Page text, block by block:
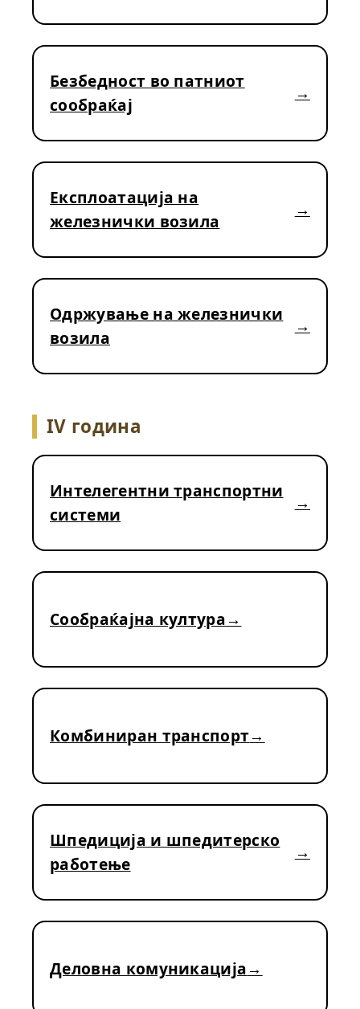
Безбедност во патниот
сообраќај
Експлоатација на
железнички возила
Одржување на железнички
возила
IV година
Интелегентни транспортни
системи
Сообраќајна култура
Комбиниран транспорт
Шпедиција и шпедитерско
работење
Деловна комуникација